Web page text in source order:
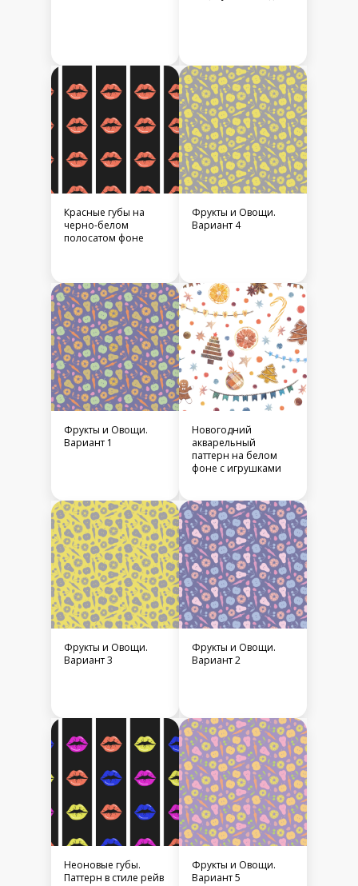
Красные губы на
черно-белом
полосатом фоне
Фрукты и Овощи.
Вариант 4
Фрукты и Овощи.
Вариант 1
Новогодний
акварельный
паттерн на белом
фоне с игрушками
Фрукты и Овощи.
Вариант 3
Фрукты и Овощи.
Вариант 2
Неоновые губы.
Паттерн в стиле рейв
Фрукты и Овощи.
Вариант 5